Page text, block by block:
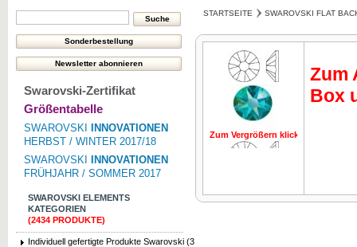
Swarovski-Zertifikat
Größentabelle
SWAROVSKI
INNOVATIONEN
HERBST / WINTER 2017/18
SWAROVSKI
INNOVATIONEN
FRÜHJAHR / SOMMER 2017
SWAROVSKI ELEMENTS
KATEGORIEN
(2434 PRODUKTE)
Individuell gefertigte Produkte Swarovski (3
STARTSEITE SWAROVSKI FLAT
Zum Vergrößern klicken
Zum
Box